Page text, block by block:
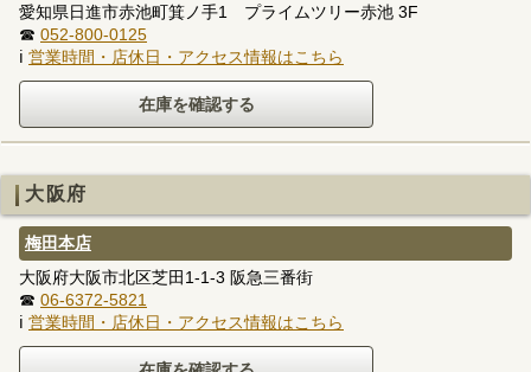
愛知県日進市赤池町箕ノ手1 プライムツリー赤池 3F
☎ 052-800-0125
ℹ 営業時間・店休日・アクセス情報はこちら
大阪府
梅田本店
大阪府大阪市北区芝田1-1-3 阪急三番街
☎ 06-6372-5821
ℹ 営業時間・店休日・アクセス情報はこちら